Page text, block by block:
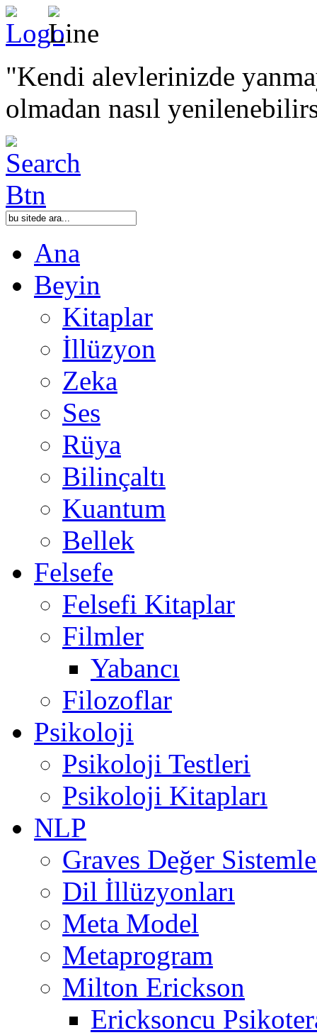
"Kendi alevlerinizde
olmadan nasıl
Ana
Beyin
Kitaplar
İllüzyon
Zeka
Ses
Rüya
Bilinçaltı
Kuantum
Bellek
Felsefe
Felsefi Kitaplar
Filmler
Yabancı
Filozoflar
Psikoloji
Psikoloji Testleri
Psikoloji Kitapları
NLP
Graves Değer
Dil İllüzyonları
Meta Model
Metaprogram
Milton Erickson
Ericksoncu